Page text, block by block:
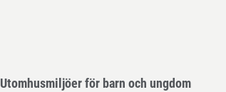
Utomhusmiljöer för barn och ungdom